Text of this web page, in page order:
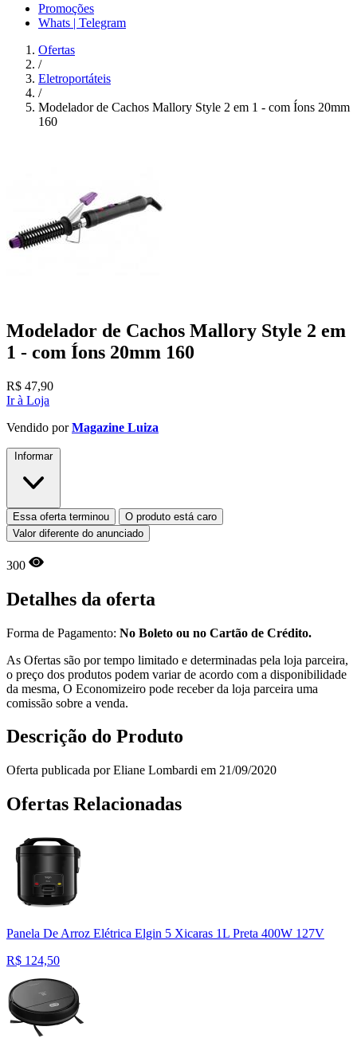
Promoções
Whats | Telegram
Ofertas
/
Eletroportáteis
/
Modelador de Cachos Mallory Style 2 em 1 - com Íons 20mm
160
Modelador de Cachos Mallory Style 2 em
1 - com Íons 20mm 160
R$ 47,90
Ir à Loja
Vendido porMagazine Luiza
Informar
Essa oferta terminou
O produto está caro
Valor diferente do anunciado
300
Detalhes da oferta
Forma de Pagamento: No Boleto ou no Cartão de Crédito.
As Ofertas são por tempo limitado e determinadas pela loja parceira,
o preço dos produtos podem variar de acordo com a disponibilidade
da mesma, O Economizeiro pode receber da loja parceira uma
comissão sobre a venda.
Descrição do Produto
Oferta publicada por Eliane Lombardi em 21/09/2020
Ofertas Relacionadas
Panela De Arroz Elétrica Elgin 5 Xicaras 1L Preta 400W 127V
R$ 124,50